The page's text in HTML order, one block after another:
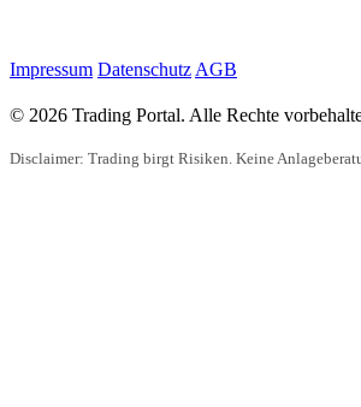
Impressum Datenschutz AGB
© 2026 Trading Portal. Alle Rechte
Disclaimer: Trading birgt Risiken. Keine